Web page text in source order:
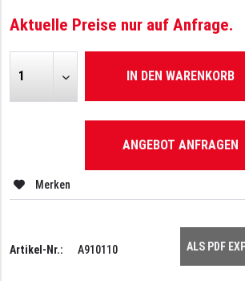
Aktuelle Preise nur auf Anfrage.
IN DEN WARENKORB
ANGEBOT ANFRAGEN
Merken
Artikel-Nr.: A910110 ALS PDF